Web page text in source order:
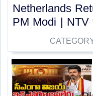
Netherlands
PM Modi | NTV